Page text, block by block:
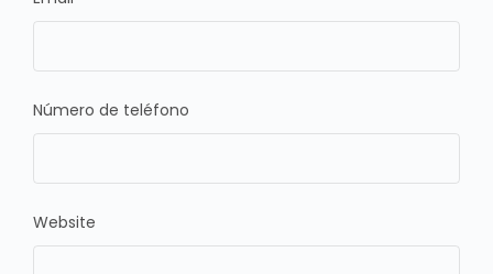
Número de teléfono
Website